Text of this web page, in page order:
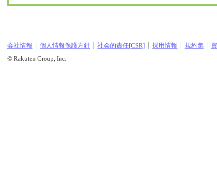
会社情報 個人情報保護方針 社会的責任[CSR] 採用情報 規約集
© Rakuten Group, Inc.